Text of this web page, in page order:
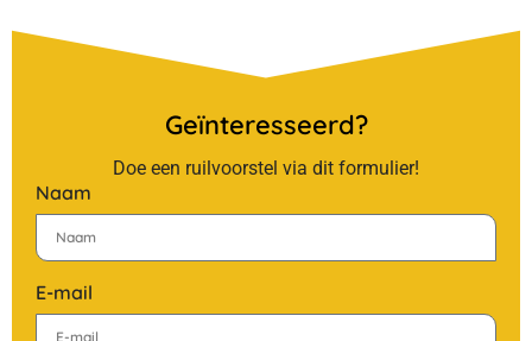
Geïnteresseerd?
Doe een ruilvoorstel via dit formulier!
Naam
E-mail